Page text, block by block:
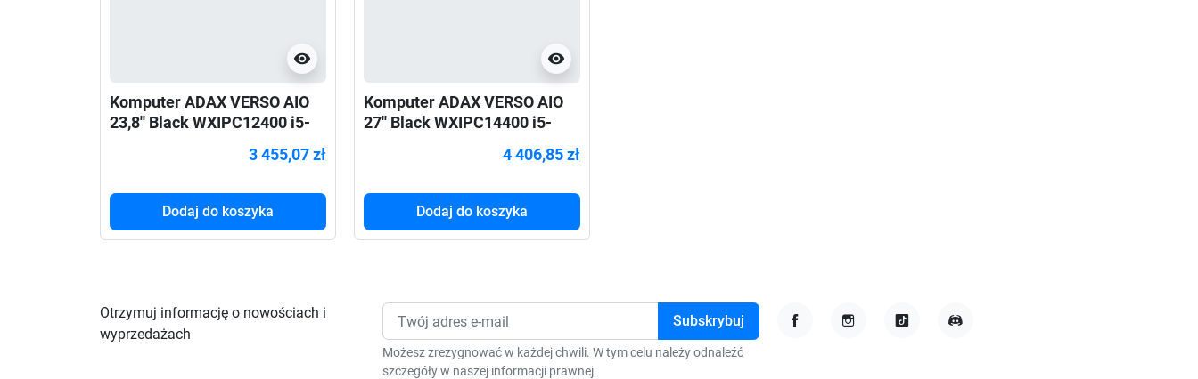
visibility
Komputer ADAX VERSO AIO
23,8'' Black WXIPC12400 i5-
3 455,07 zł
Dodaj do koszyka
visibility
Komputer ADAX VERSO AIO
27'' Black WXIPC14400 i5-
4 406,85 zł
Dodaj do koszyka
Otrzymuj informację o nowościach i
wyprzedażach
Możesz zrezygnować w każdej chwili. W tym celu należy odnaleźć
szczegóły w naszej informacji prawnej.